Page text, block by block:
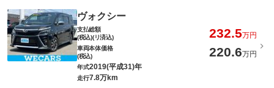
ヴォクシー
支払総額
(税込)(リ済込)
232.5万円
車両本体価格
(税込)
220.6万円
年式2019(平成31)年
走行7.8万km